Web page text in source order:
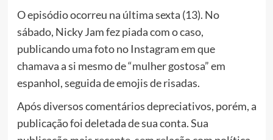
O episódio ocorreu na última sexta (13). No
sábado, Nicky Jam fez piada com o caso,
publicando uma foto no Instagram em que
chamava a si mesmo de “mulher gostosa” em
espanhol, seguida de emojis de risadas.
Após diversos comentários depreciativos, porém, a
publicação foi deletada de sua conta. Sua